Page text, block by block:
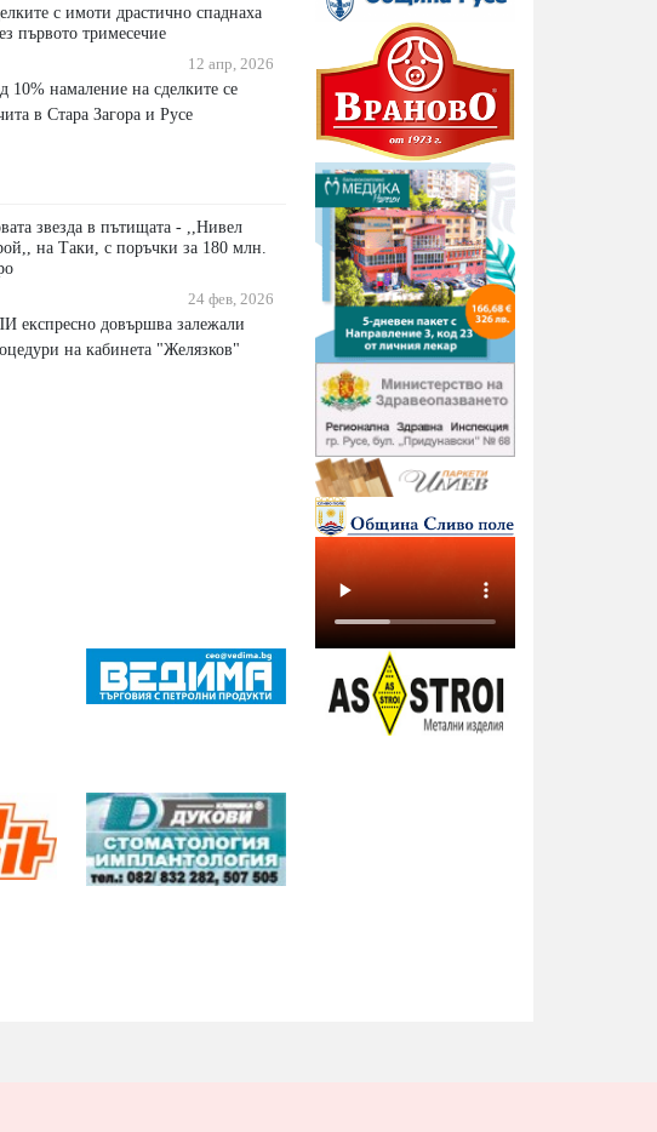
с имоти драстично спаднаха
първото тримесечие
12 апр, 2026
10% намаление на сделките се
в Стара Загора и Русе
звезда в пътищата - ,,Нивел
на Таки, с поръчки за 180 млн.
24 фев, 2026
експресно довършва залежали
на кабинета "Желязков"